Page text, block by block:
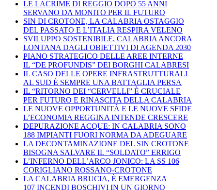
LE LACRIME DI REGGIO DOPO 55 ANNI
SERVANO DA MONITO PER IL FUTURO
SIN DI CROTONE, LA CALABRIA OSTAGGIO
DEL PASSATO E L’ITALIA RESPIRA VELENO
SVILUPPO SOSTENIBILE, CALABRIA ANCORA
LONTANA DAGLI OBIETTIVI DI AGENDA 2030
PIANO STRATEGICO DELLE AREE INTERNE
IL “DE PROFUNDIS” DEI BORGHI CALABRESI
IL CASO DELLE OPERE INFRASTRUTTURALI
AL SUD È SEMPRE UNA BATTAGLIA PERSA
IL “RITORNO DEI “CERVELLI” È CRUCIALE
PER FUTURO E RINASCITA DELLA CALABRIA
LE NUOVE OPPORTUNITÀ E LE NUOVE SFIDE
L’ECONOMIA REGGINA INTENDE CRESCERE
DEPURAZIONE ACQUE: IN CALABRIA SONO
188 IMPIANTI FUORI NORMA DA ADEGUARE
LA DECONTAMINAZIONE DEL SIN CROTONE
BISOGNA SALVARE IL “SOLDATO” ERRIGO
L’INFERNO DELL’ARCO JONICO: LA SS 106
CORIGLIANO ROSSANO-CROTONE
LA CALABRIA BRUCIA, È EMERGENZA
107 INCENDI BOSCHIVI IN UN GIORNO